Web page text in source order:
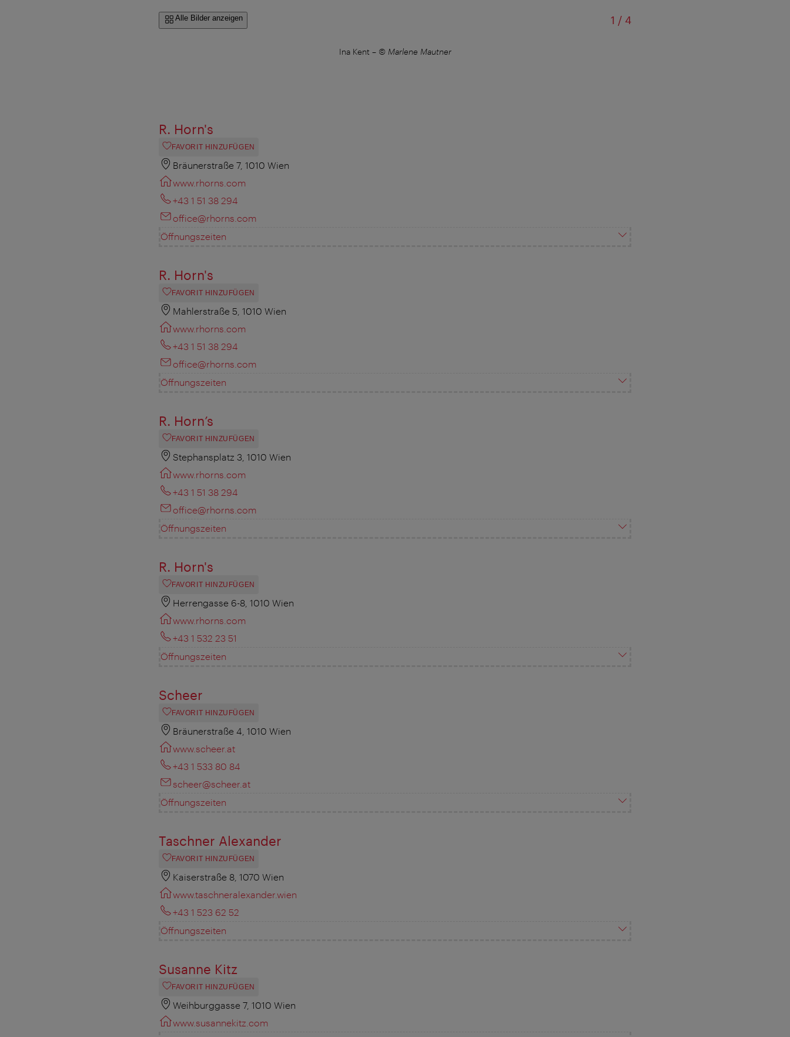
Alle Bilder anzeigen 1 /von
4
Ina Kent – © Marlene Mautner
R. Horn's
FAVORIT HINZUFÜGEN
Bräunerstraße 7, 1010 Wien
www.rhorns.com
+43 1 51 38 294
office@rhorns.com
Öffnungszeiten
R. Horn's
FAVORIT HINZUFÜGEN
Mahlerstraße 5, 1010 Wien
www.rhorns.com
+43 1 51 38 294
office@rhorns.com
Öffnungszeiten
R. Horn’s
FAVORIT HINZUFÜGEN
Stephansplatz 3, 1010 Wien
www.rhorns.com
+43 1 51 38 294
office@rhorns.com
Öffnungszeiten
R. Horn's
FAVORIT HINZUFÜGEN
Herrengasse 6-8, 1010 Wien
www.rhorns.com
+43 1 532 23 51
Öffnungszeiten
Scheer
FAVORIT HINZUFÜGEN
Bräunerstraße 4, 1010 Wien
www.scheer.at
+43 1 533 80 84
scheer@scheer.at
Öffnungszeiten
Taschner Alexander
FAVORIT HINZUFÜGEN
Kaiserstraße 8, 1070 Wien
www.taschneralexander.wien
+43 1 523 62 52
Öffnungszeiten
Susanne Kitz
FAVORIT HINZUFÜGEN
Weihburggasse 7, 1010 Wien
www.susannekitz.com